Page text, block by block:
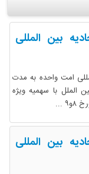
بین المللی
امت واحده به مدت
الملل با سهمیه ویژه
...
بین المللی